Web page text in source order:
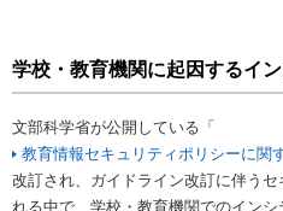
学校・教育機関に起因するイ
文部科学省が公開している「
教育情報セキュリティポリシーに関
改訂され、ガイドライン改訂に伴う
れる中で、学校・教育機関でのイン